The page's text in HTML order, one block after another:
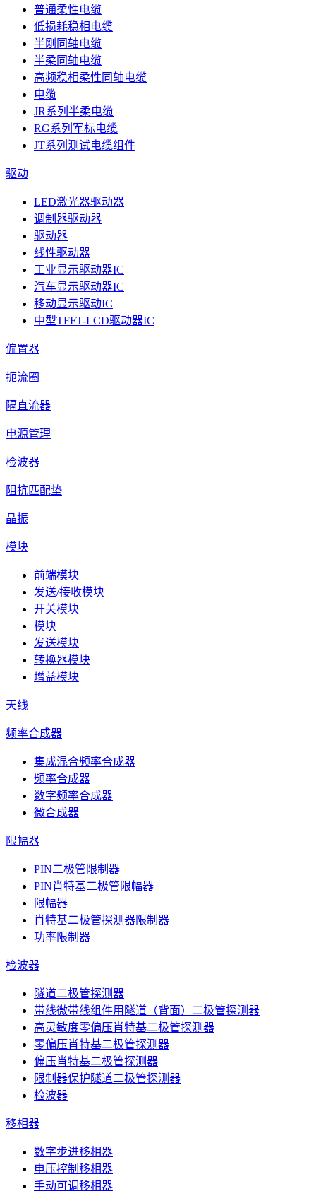
普通柔性电缆
低损耗稳相电缆
半刚同轴电缆
半柔同轴电缆
高频稳相柔性同轴电缆
电缆
JR系列半柔电缆
RG系列军标电缆
JT系列测试电缆组件
驱动
LED激光器驱动器
调制器驱动器
驱动器
线性驱动器
工业显示驱动器IC
汽车显示驱动器IC
移动显示驱动IC
中型TFFT-LCD驱动器IC
偏置器
扼流圈
隔直流器
电源管理
检波器
阻抗匹配垫
晶振
模块
前端模块
发送/接收模块
开关模块
模块
发送模块
转换器模块
增益模块
天线
频率合成器
集成混合频率合成器
频率合成器
数字频率合成器
微合成器
限幅器
PIN二极管限制器
PIN肖特基二极管限幅器
限幅器
肖特基二极管探测器限制器
功率限制器
检波器
隧道二极管探测器
带线微带线组件用隧道（背面）二极管探测器
高灵敏度零偏压肖特基二极管探测器
零偏压肖特基二极管探测器
偏压肖特基二极管探测器
限制器保护隧道二极管探测器
检波器
移相器
数字步进移相器
电压控制移相器
手动可调移相器